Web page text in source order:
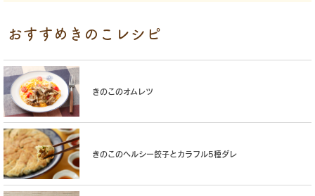
おすすめきのこレシピ
きのこのオムレツ
きのこのヘルシー餃子とカラフル5種ダレ